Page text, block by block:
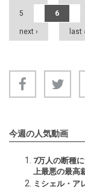
5 6
next › last
今週の人気動画
7万人の断種
上最悪の最高
ミシェル・ア